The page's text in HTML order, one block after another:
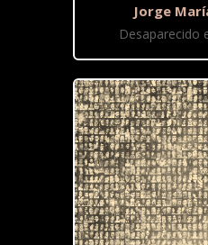
Jorge
Desaparecido